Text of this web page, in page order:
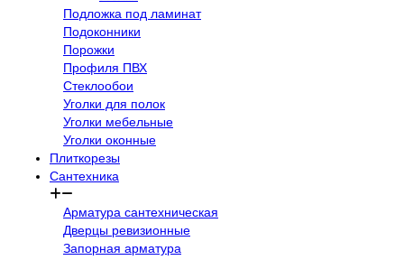
Подложка под ламинат
Подоконники
Порожки
Профиля ПВХ
Стеклообои
Уголки для полок
Уголки мебельные
Уголки оконные
Плиткорезы
Сантехника
Арматура сантехническая
Дверцы ревизионные
Запорная арматура